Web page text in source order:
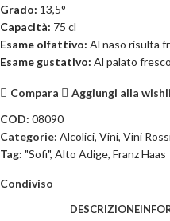
Grado: 13,5°
Capacità: 75 cl
Esame olfattivo: Al naso risulta
Esame gustativo: Al palato
Compara
Aggiungi alla
COD: 08090
Categorie: Alcolici, Vini, Vini
Tag: "Sofi", Alto Adige, Franz Haas
Condiviso
DESCRIZIONE